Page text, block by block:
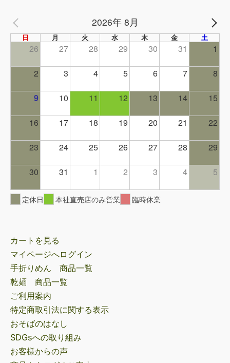
PREV 2026年 8月
日 月 火 水 木 金 土
26 27 28 29 30 31 1
2 3 4 5 6 7 8
9 10 11 12 13 14 15
16 17 18 19 20 21 22
23 24 25 26 27 28 29
30 31 1 2 3 4 5
定休日 本社直売店のみ営業 臨時休業
カートを見る
マイページへログイン
手折りめん 商品一覧
乾麺 商品一覧
ご利用案内
特定商取引法に関する表示
おそばのはなし
SDGsへの取り組み
お客様からの声